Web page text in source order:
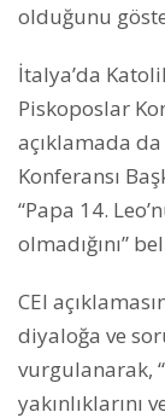
olduğunu
İtalya’da
Piskoposlar
açıklamada
Konferansı
“Papa 14.
olmadığını”
CEI
diyaloğa ve
vurgulanarak,
yakınlıklarını